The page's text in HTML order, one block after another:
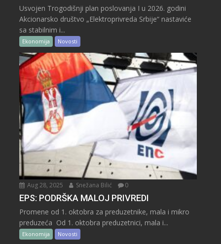
Usvojen Trogodišnji plan poslovanja I u 2026. godini
Akcionarsko društvo „Elektroprivreda Srbije“ nastaviće
sa stabilnim i...
Ekonomija Novosti
Aug 28, 2025 Snežana Bilić 0
EPS: PODRŠKA MALOJ PRIVREDI
Promene od 1. oktobra za preduzetnike, mala i mikro
preduzeća Od 1. oktobra preduzetnici, mala i...
Ekonomija Novosti